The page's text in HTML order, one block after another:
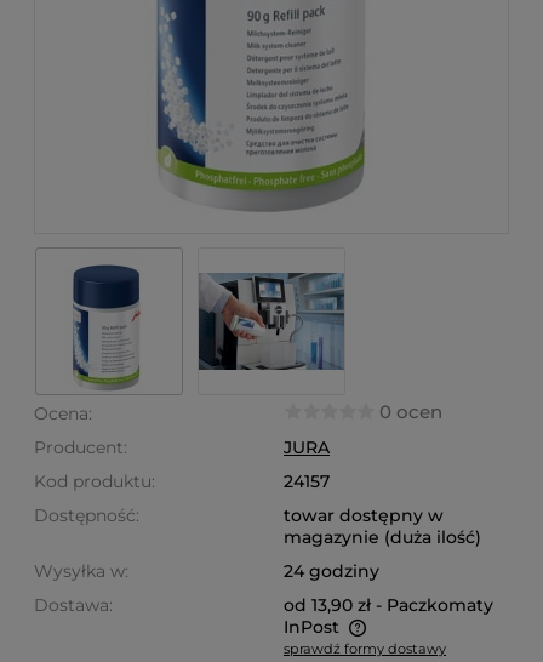
Ocena: 0 ocen
Producent:
JURA
Kod produktu:
24157
Dostępność:
towar dostępny w
magazynie (duża ilość)
Wysyłka w:
24 godziny
Dostawa:
od 13,90 zł - Paczkomaty
InPost
Cena nie zawiera ewentualnych kosztów płatności
sprawdź formy dostawy